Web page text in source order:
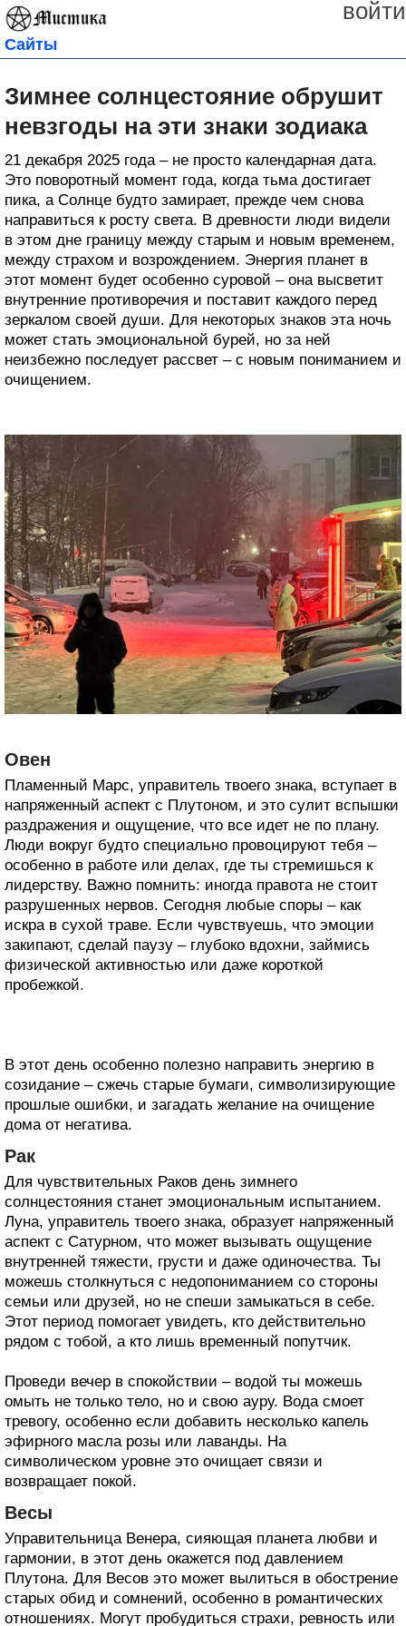
войти
Сайты
Зимнее солнцестояние обрушит
невзгоды на эти знаки зодиака
21 декабря 2025 года – не просто календарная дата.
Это поворотный момент года, когда тьма достигает
пика, а Солнце будто замирает, прежде чем снова
направиться к росту света. В древности люди видели
в этом дне границу между старым и новым временем,
между страхом и возрождением. Энергия планет в
этот момент будет особенно суровой – она высветит
внутренние противоречия и поставит каждого перед
зеркалом своей души. Для некоторых знаков эта ночь
может стать эмоциональной бурей, но за ней
неизбежно последует рассвет – с новым пониманием и
очищением.
Овен
Пламенный Марс, управитель твоего знака, вступает в
напряженный аспект с Плутоном, и это сулит вспышки
раздражения и ощущение, что все идет не по плану.
Люди вокруг будто специально провоцируют тебя –
особенно в работе или делах, где ты стремишься к
лидерству. Важно помнить: иногда правота не стоит
разрушенных нервов. Сегодня любые споры – как
искра в сухой траве. Если чувствуешь, что эмоции
закипают, сделай паузу – глубоко вдохни, займись
физической активностью или даже короткой
пробежкой.
В этот день особенно полезно направить энергию в
созидание – сжечь старые бумаги, символизирующие
прошлые ошибки, и загадать желание на очищение
дома от негатива.
Рак
Для чувствительных Раков день зимнего
солнцестояния станет эмоциональным испытанием.
Луна, управитель твоего знака, образует напряженный
аспект с Сатурном, что может вызывать ощущение
внутренней тяжести, грусти и даже одиночества. Ты
можешь столкнуться с недопониманием со стороны
семьи или друзей, но не спеши замыкаться в себе.
Этот период помогает увидеть, кто действительно
рядом с тобой, а кто лишь временный попутчик.
Проведи вечер в спокойствии – водой ты можешь
омыть не только тело, но и свою ауру. Вода смоет
тревогу, особенно если добавить несколько капель
эфирного масла розы или лаванды. На
символическом уровне это очищает связи и
возвращает покой.
Весы
Управительница Венера, сияющая планета любви и
гармонии, в этот день окажется под давлением
Плутона. Для Весов это может вылиться в обострение
старых обид и сомнений, особенно в романтических
отношениях. Могут пробудиться страхи, ревность или